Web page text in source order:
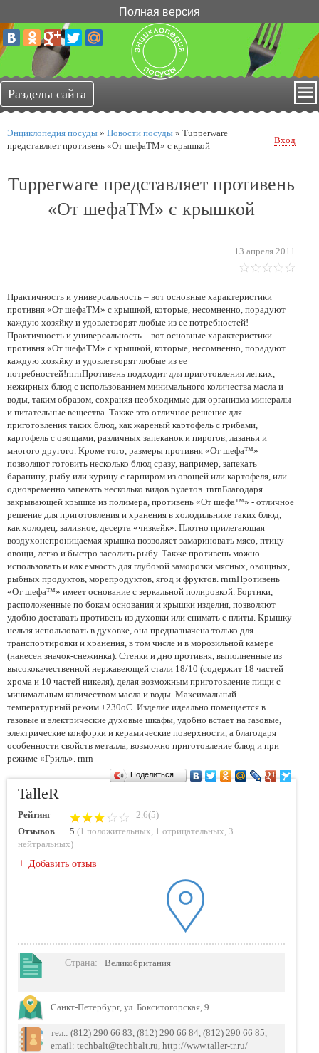
Полная версия
Энциклопедия посуды » Новости посуды » Tupperware
представляет противень «От шефаТМ» с крышкой
Вход
Tupperware представляет противень
«От шефаТМ» с крышкой
13 апреля 2011
Практичность и универсальность – вот основные характеристики
противня «От шефаТМ» с крышкой, которые, несомненно, порадуют
каждую хозяйку и удовлетворят любые из ее потребностей!
Практичность и универсальность – вот основные характеристики
противня «От шефаТМ» с крышкой, которые, несомненно, порадуют
каждую хозяйку и удовлетворят любые из ее
потребностей!rnrnПротивень подходит для приготовления легких,
нежирных блюд с использованием минимального количества масла и
воды, таким образом, сохраняя необходимые для организма минералы
и питательные вещества. Также это отличное решение для
приготовления таких блюд, как жареный картофель с грибами,
картофель с овощами, различных запеканок и пирогов, лазаньи и
многого другого. Кроме того, размеры противня «От шефа™»
позволяют готовить несколько блюд сразу, например, запекать
баранину, рыбу или курицу с гарниром из овощей или картофеля, или
одновременно запекать несколько видов рулетов. rnrnБлагодаря
закрывающей крышке из полимера, противень «От шефа™» - отличное
решение для приготовления и хранения в холодильнике таких блюд,
как холодец, заливное, десерта «чизкейк». Плотно прилегающая
воздухонепроницаемая крышка позволяет замариновать мясо, птицу
овощи, легко и быстро засолить рыбу. Также противень можно
использовать и как емкость для глубокой заморозки мясных, овощных,
рыбных продуктов, морепродуктов, ягод и фруктов. rnrnПротивень
«От шефа™» имеет основание с зеркальной полировкой. Бортики,
расположенные по бокам основания и крышки изделия, позволяют
удобно доставать противень из духовки или снимать с плиты. Крышку
нельзя использовать в духовке, она предназначена только для
транспортировки и хранения, в том числе и в морозильной камере
(нанесен значок-снежинка). Стенки и дно противня, выполненные из
высококачественной нержавеющей стали 18/10 (содержит 18 частей
хрома и 10 частей никеля), делая возможным приготовление пищи с
минимальным количеством масла и воды. Максимальный
температурный режим +230оС. Изделие идеально помещается в
газовые и электрические духовые шкафы, удобно встает на газовые,
электрические конфорки и керамические поверхности, а благодаря
особенности свойств металла, возможно приготовление блюд и при
режиме «Гриль». rnrn
Поделиться…
TalleR
Рейтинг
2.6(5)
Отзывов
5 (1 положительных 1 отрицательных 3
нейтральных)
+ Добавить отзыв
Страна: Великобритания
Санкт-Петербург, ул. Бокситогорская, 9
тел.: (812) 290 66 83, (812) 290 66 84, (812) 290 66 85,
email: techbalt@techbalt.ru, http://www.taller-tr.ru/